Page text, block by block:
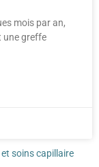
mois par an,
une greffe
soins capillaire